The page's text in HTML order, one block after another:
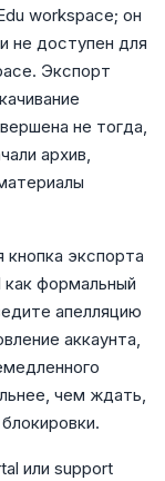
workspace; он
не доступен для
Экспорт
не тогда,
архив,
кнопка экспорта
как формальный
апелляцию
аккаунта,
чем ждать,
или support